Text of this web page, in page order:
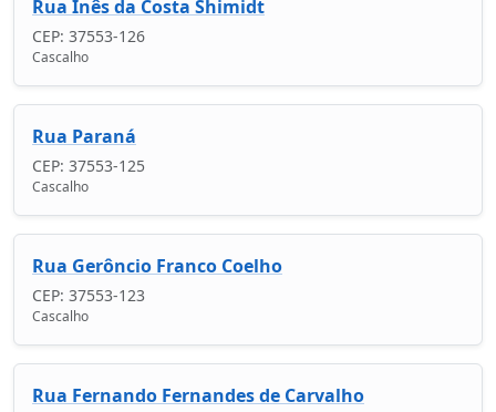
Rua Inês da Costa Shimidt
CEP: 37553-126
Cascalho
Rua Paraná
CEP: 37553-125
Cascalho
Rua Gerôncio Franco Coelho
CEP: 37553-123
Cascalho
Rua Fernando Fernandes de Carvalho